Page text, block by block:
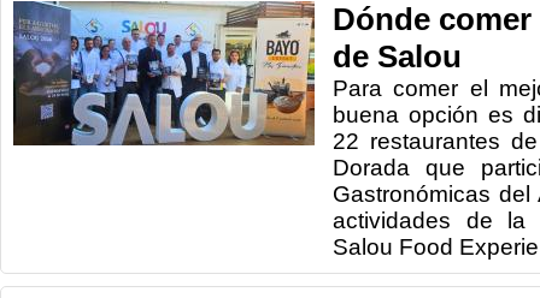
Dónde
de Salou
Para comer el
buena opción es
22 restaurantes
Dorada que
Gastronómicas
actividades de la
Salou Food